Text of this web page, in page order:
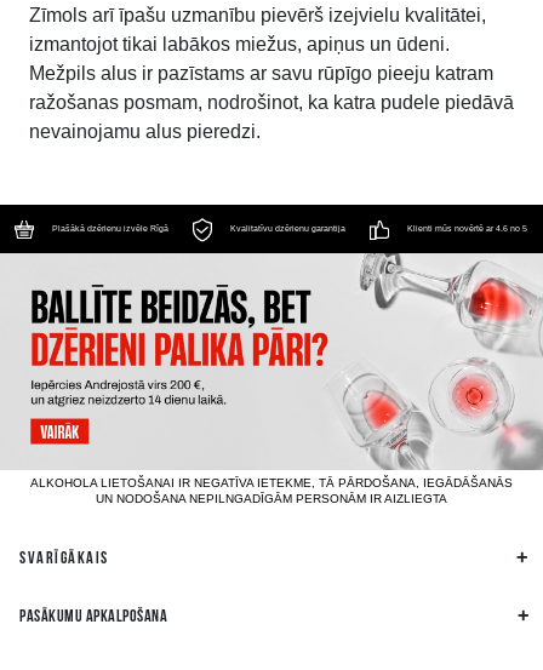
Zīmols arī īpašu uzmanību pievērš izejvielu kvalitātei,
izmantojot tikai labākos miežus, apiņus un ūdeni.
Mežpils alus ir pazīstams ar savu rūpīgo pieeju katram
ražošanas posmam, nodrošinot, ka katra pudele piedāvā
nevainojamu alus pieredzi.
Plašākā dzērienu izvēle Rīgā Kvalitatīvu dzērienu garantija Klienti mūs novērtē ar 4.6 no 5
ALKOHOLA LIETOŠANAI IR NEGATĪVA IETEKME, TĀ PĀRDOŠANA, IEGĀDĀŠANĀS
UN NODOŠANA NEPILNGADĪGĀM PERSONĀM IR AIZLIEGTA
SVARĪGĀKAIS
PASĀKUMU APKALPOŠANA